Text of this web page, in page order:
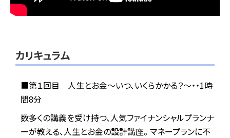
カリキュラム
■第１回目 人生とお金～いつ、いくらかかる？～・・1時
間8分
数多くの講義を受け持つ、人気ファイナンシャルプランナ
ーが教える、人生とお金の設計講座。 マネープランに不